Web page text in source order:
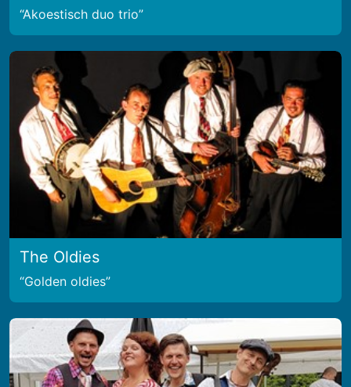
Akoestisch duo trio
The Oldies
Golden oldies